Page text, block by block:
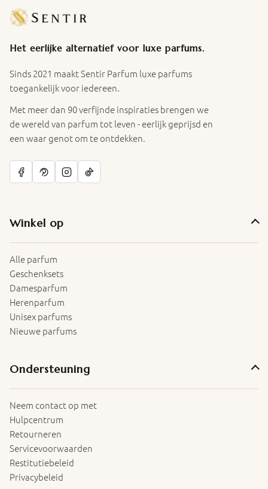
Het eerlijke alternatief voor luxe parfums.
Sinds 2021 maakt Sentir Parfum luxe parfums
toegankelijk voor iedereen.
Met meer dan 90 verfijnde inspiraties brengen we
de wereld van parfum tot leven - eerlijk geprijsd en
een waar genot om te ontdekken.
Winkel op
Alle parfum
Geschenksets
Damesparfum
Herenparfum
Unisex parfums
Nieuwe parfums
Ondersteuning
Neem contact op met
Hulpcentrum
Retourneren
Servicevoorwaarden
Restitutiebeleid
Privacybeleid